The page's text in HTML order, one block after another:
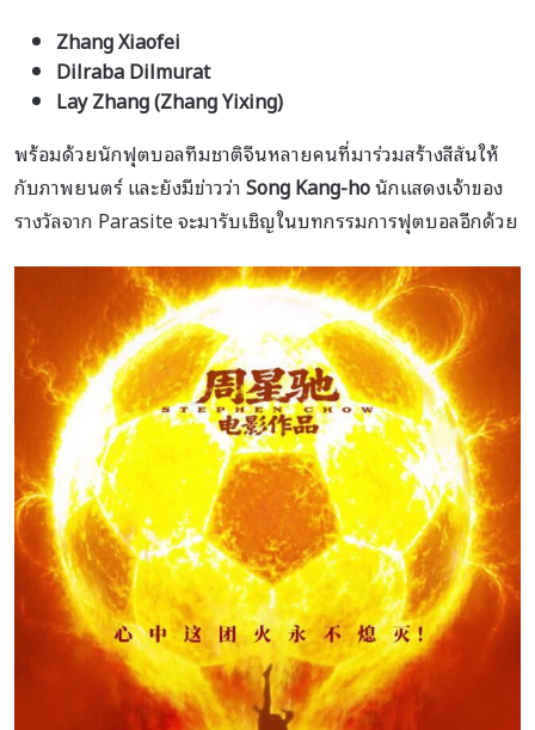
Zhang Xiaofei
Dilraba Dilmurat
Lay Zhang (Zhang Yixing)
พร้อมด้วยนักฟุตบอลทีมชาติจีนหลายคนที่มาร่วมสร้างสีสันให้
กับภาพยนตร์ และยังมีข่าวว่าSong Kang-hoนักแสดงเจ้าของ
รางวัลจาก Parasite จะมารับเชิญในบทกรรมการฟุตบอลอีกด้วย